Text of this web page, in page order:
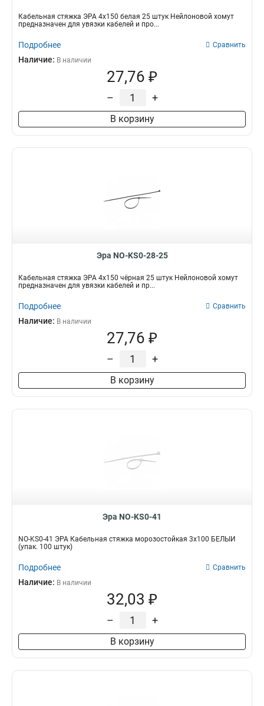
Кабельная стяжка ЭРА 4х150 белая 25 штук Нейлоновой хомут
предназначен для увязки кабелей и про...
Подробнее Сравнить
Наличие: В наличии
27,76 ₽
– +
В корзину
Эра NO-KS0-28-25
Кабельная стяжка ЭРА 4х150 чёрная 25 штук Нейлоновой хомут
предназначен для увязки кабелей и пр...
Подробнее Сравнить
Наличие: В наличии
27,76 ₽
– +
В корзину
Эра NO-KS0-41
NO-KS0-41 ЭРА Кабельная стяжка морозостойкая 3x100 БЕЛЫЙ
(упак. 100 штук)
Подробнее Сравнить
Наличие: В наличии
32,03 ₽
– +
В корзину